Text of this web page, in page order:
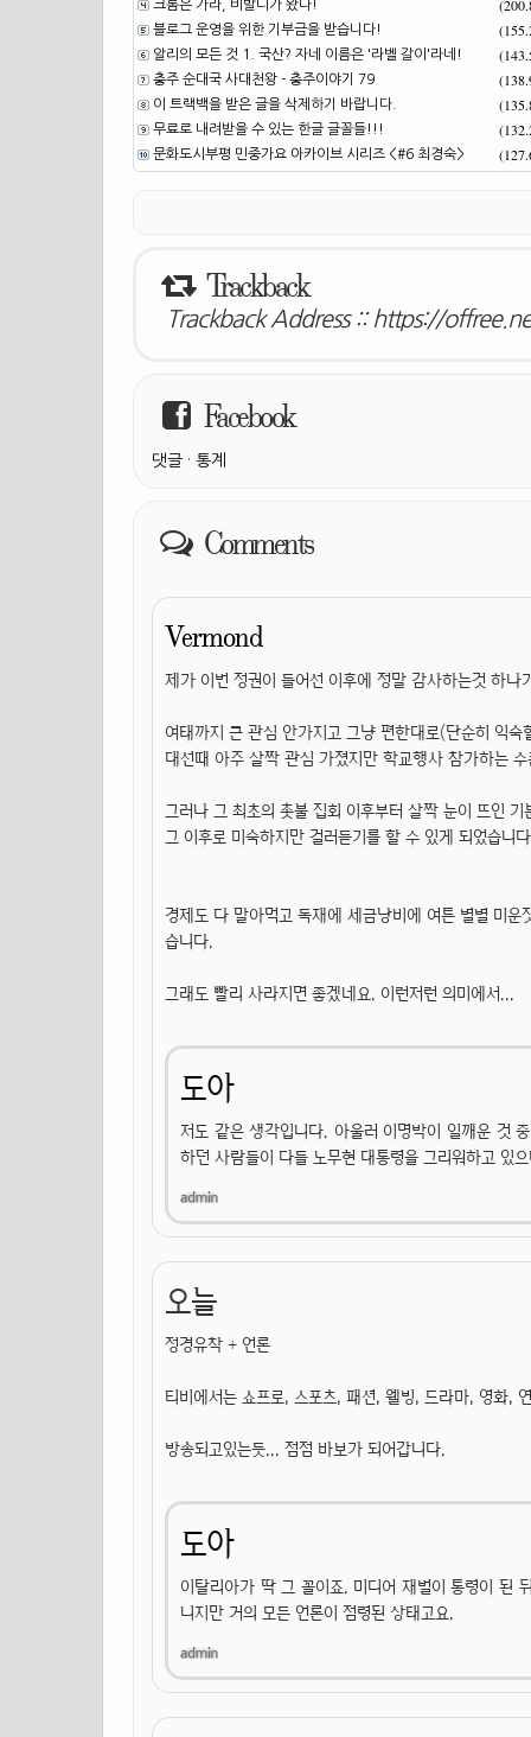
크롬은 가라, 비발디가 왔다!
블로그 운영을 위한 기부금을 받습니다!
알리의 모든 것 1. 국산? 자네 이름은 '라벨 갈이'라네!
충주 순대국 사대천왕 - 충주이야기 79
이 트랙백을 받은 글을 삭제하기 바랍니다.
무료로 내려받을 수 있는 한글 글꼴들!!!
문화도시부평 민중가요 아카이브 시리즈 <#6 최경숙>
Trackback
Trackback Address :: https://
Facebook
댓글 · 통계
Comments
Vermond
제가 이번 정권이 들어선 이후에 정말 감사하는것 하나
여태까지 큰 관심 안가지고 그냥 편한대로(단순히 익
대선때 아주 살짝 관심 가졌지만 학교행사 참가하는 수
그러나 그 최초의 촛불 집회 이후부터 살짝 눈이 뜨인 기
그 이후로 미숙하지만 걸러듣기를 할 수 있게 되었습니다
경제도 다 말아먹고 독재에 세금낭비에 여튼 별별 미
습니다.
그래도 빨리 사라지면 좋겠네요. 이런저런 의미에서...
도아
저도 같은 생각입니다. 아울러 이명박이 일깨운 것
하던 사람들이 다들 노무현 대통령을 그리워하고 있
오늘
정경유착 + 언론
티비에서는 쇼프로, 스포츠, 패션, 웰빙, 드라마, 영화,
방송되고있는듯... 점점 바보가 되어갑니다.
도아
이탈리아가 딱 그 꼴이죠. 미디어 재벌이 통령이 된
니지만 거의 모든 언론이 점령된 상태고요.